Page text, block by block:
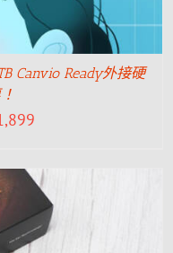
Canvio Ready外接硬